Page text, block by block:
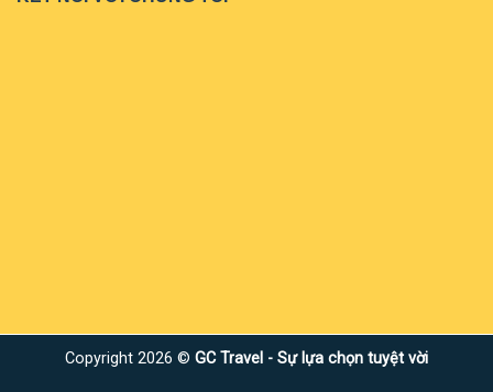
Copyright 2026 © GC Travel - Sự lựa chọn tuyệt vời